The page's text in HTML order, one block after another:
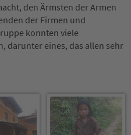
den Ärmsten der Armen
der Firmen und
konnten viele
darunter eines, das allen sehr